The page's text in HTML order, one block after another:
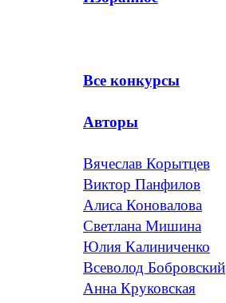
Все конкурсы
Авторы
Вячеслав Корытцев
Виктор Панфилов
Алиса Коновалова
Светлана Мишина
Юлия Калиниченко
Всеволод Бобровский
Анна Круковская